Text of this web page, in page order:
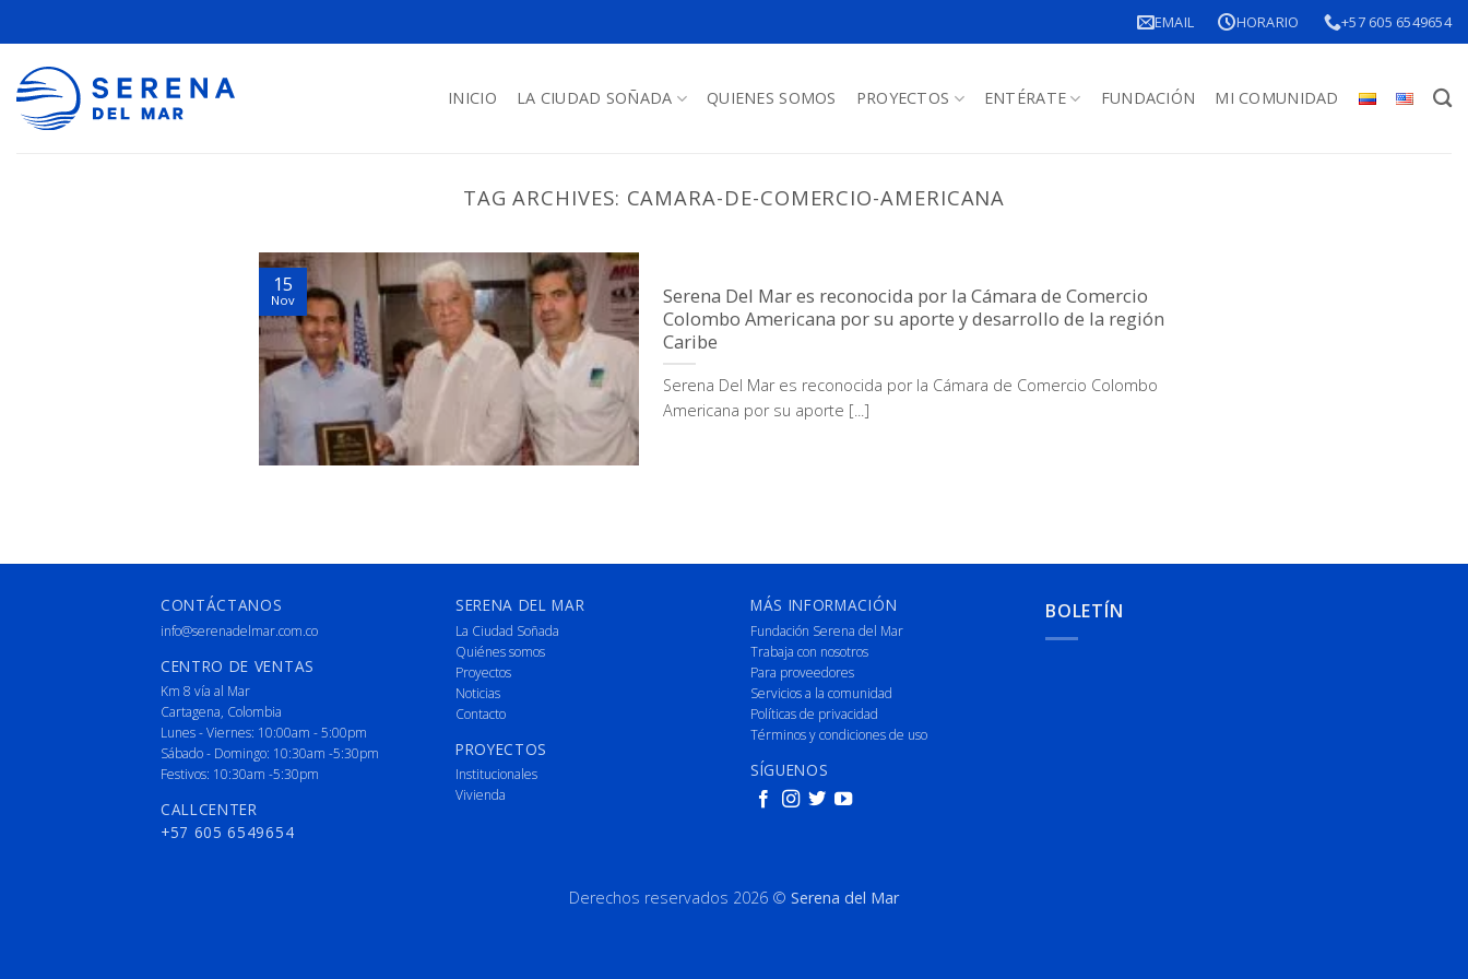
EMAIL HORARIO +57 605 6549654
INICIO LA CIUDAD SOÑADA QUIENES SOMOS PROYECTOS ENTÉRATE FUNDACIÓN MI COMUNIDAD
TAG ARCHIVES: CAMARA-DE-COMERCIO-AMERICANA
Serena Del Mar es reconocida por la Cámara de Comercio
Colombo Americana por su aporte y desarrollo de la región
Caribe
Serena Del Mar es reconocida por la Cámara de Comercio Colombo
Americana por su aporte [...]
15
Nov
CONTÁCTANOS
info@serenadelmar.com.co
CENTRO DE VENTAS
Km 8 vía al Mar
Cartagena, Colombia
Lunes - Viernes: 10:00am - 5:00pm
Sábado - Domingo: 10:30am -5:30pm
Festivos: 10:30am -5:30pm
CALLCENTER
+57 605 6549654
SERENA DEL MAR
La Ciudad Soñada
Quiénes somos
Proyectos
Noticias
Contacto
PROYECTOS
Institucionales
Vivienda
MÁS INFORMACIÓN
Fundación Serena del Mar
Trabaja con nosotros
Para proveedores
Servicios a la comunidad
Políticas de privacidad
Términos y condiciones de uso
SÍGUENOS
BOLETÍN
Derechos reservados 2026 © Serena del Mar